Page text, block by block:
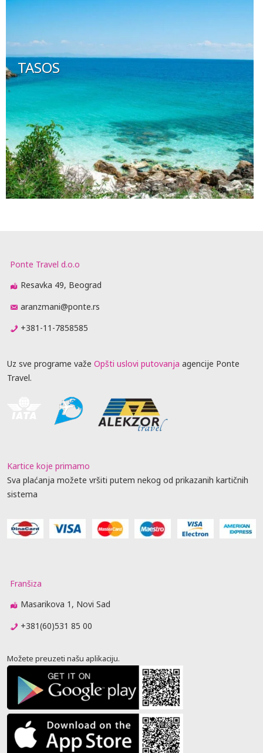
TASOS
Ponte Travel d.o.o
Resavka 49, Beograd
aranzmani@ponte.rs
+381-11-7858585
Uz sve programe važe Opšti uslovi putovanja agencije Ponte
Travel.
Kartice koje primamo
Sva plaćanja možete vršiti putem nekog od prikazanih kartičnih
sistema
Franšiza
Masarikova 1, Novi Sad
+381(60)531 85 00
Možete preuzeti našu aplikaciju.